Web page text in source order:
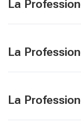
La
La
La